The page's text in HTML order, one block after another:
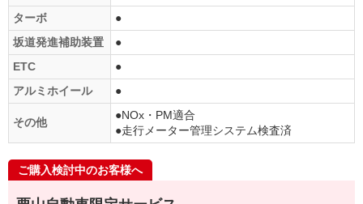
ターボ
●
坂道発進補助装置
●
ETC
●
アルミホイール
●
その他
●NOx・PM適合
●走行メーター管理システム検査済
ご購入検討中のお客様へ